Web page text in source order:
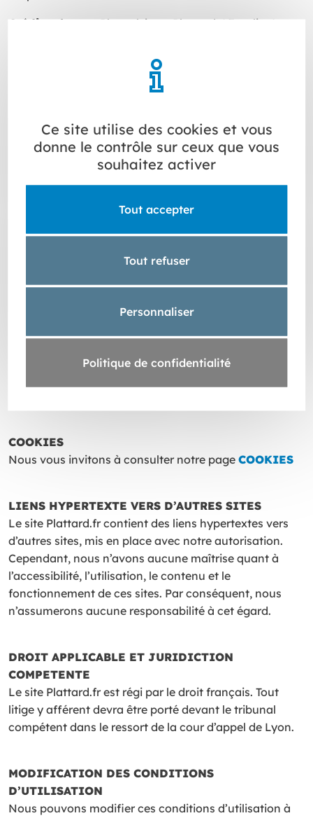
Ce site utilise des cookies et vous
donne le contrôle sur ceux que vous
souhaitez activer
Tout accepter
Tout refuser
Personnaliser
Politique de confidentialité
Crédits photos :Photothèque Plattard / Fotolia /
Plattard Négoce Bâtiment : Desvres, Dewalt, Diager,
Gris Clair, Hitatchi, Imerys, Isover, Knauf, Metabo,
Parex Lanko, Placoplatre, Rockpanel, Rockxool,
Ollier Bois : Arbony, Arpa, Kährs, Universo Dellorso,
Photothèque Samse, Roziere, Sogal, UPM, Zilten
Plattard Carrelages : Schlüter-Systems, Sanijura, Samo
Carodeco, Fincibec, Casalgrande
Plattard Négoce TP : Photothèque Samse
DONNEES PERSONNELLES
COOKIES
Nous vous invitons à consulter notre page COOKIES
LIENS HYPERTEXTE VERS D’AUTRES SITES
Le site Plattard.fr contient des liens hypertextes vers
d’autres sites, mis en place avec notre autorisation.
Cependant, nous n’avons aucune maîtrise quant à
l’accessibilité, l’utilisation, le contenu et le
fonctionnement de ces sites. Par conséquent, nous
n’assumerons aucune responsabilité à cet égard.
DROIT APPLICABLE ET JURIDICTION
COMPETENTE
Le site Plattard.fr est régi par le droit français. Tout
litige y afférent devra être porté devant le tribunal
compétent dans le ressort de la cour d’appel de Lyon.
MODIFICATION DES CONDITIONS
D’UTILISATION
Nous pouvons modifier ces conditions d’utilisation à